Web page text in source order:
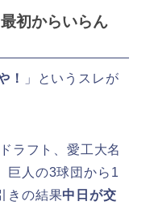
初からいらん
！
」というスレが
ラフト、愛工大名
巨人の3球団から1
きの結果中日が交